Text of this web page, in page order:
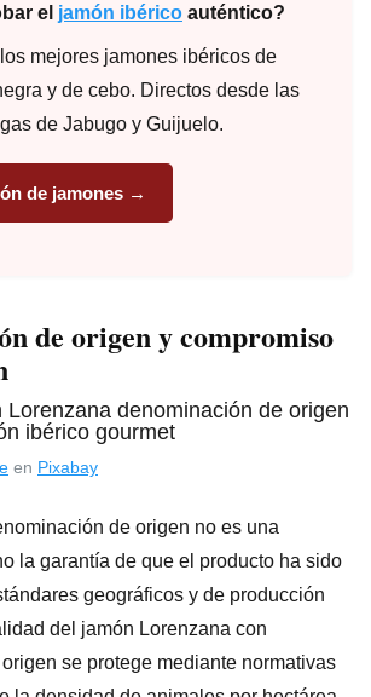
el jamón ibérico auténtico?
mejores jamones ibéricos de
y de cebo. Directos desde las
de Jabugo y Guijuelo.
de jamones →
de origen y compromiso
en Pixabay
de origen no es una
la garantía de que el producto ha sido
geográficos y de producción
del jamón Lorenzana con
se protege mediante normativas